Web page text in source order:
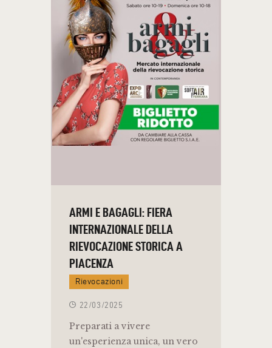
ARMI E BAGAGLI: FIERA
INTERNAZIONALE DELLA
RIEVOCAZIONE STORICA A
PIACENZA
Rievocazioni
22/03/2025
Preparati a vivere
un'esperienza unica, un vero